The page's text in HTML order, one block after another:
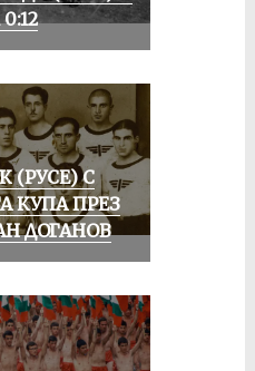
(РУСЕ) С
КУПА ПРЕЗ
ДОГАНОВ